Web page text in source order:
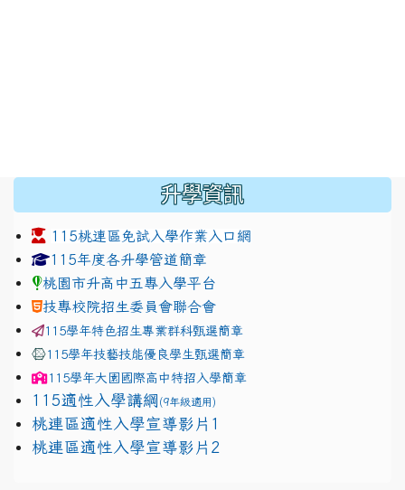
升學資訊
115桃連區免試入學作業入口網
link to https://www.jhjhs.tyc.edu.tw/modules/
115年度各升學管道簡章
桃園市升高中五專入學平台
技專校院招生委員會聯合會
115學年特色招生專業群科甄選簡章
115學年技藝技能優良學生甄選簡章
115學年大園國際高中特招入學簡章
115適性入學講綱 (9年級適用)
link to https://docs.google.com/presentation/d/
桃連區適性入學宣導影片1
link to https://docs.google.com/presentation/d/
桃連區適性入學宣導影片2